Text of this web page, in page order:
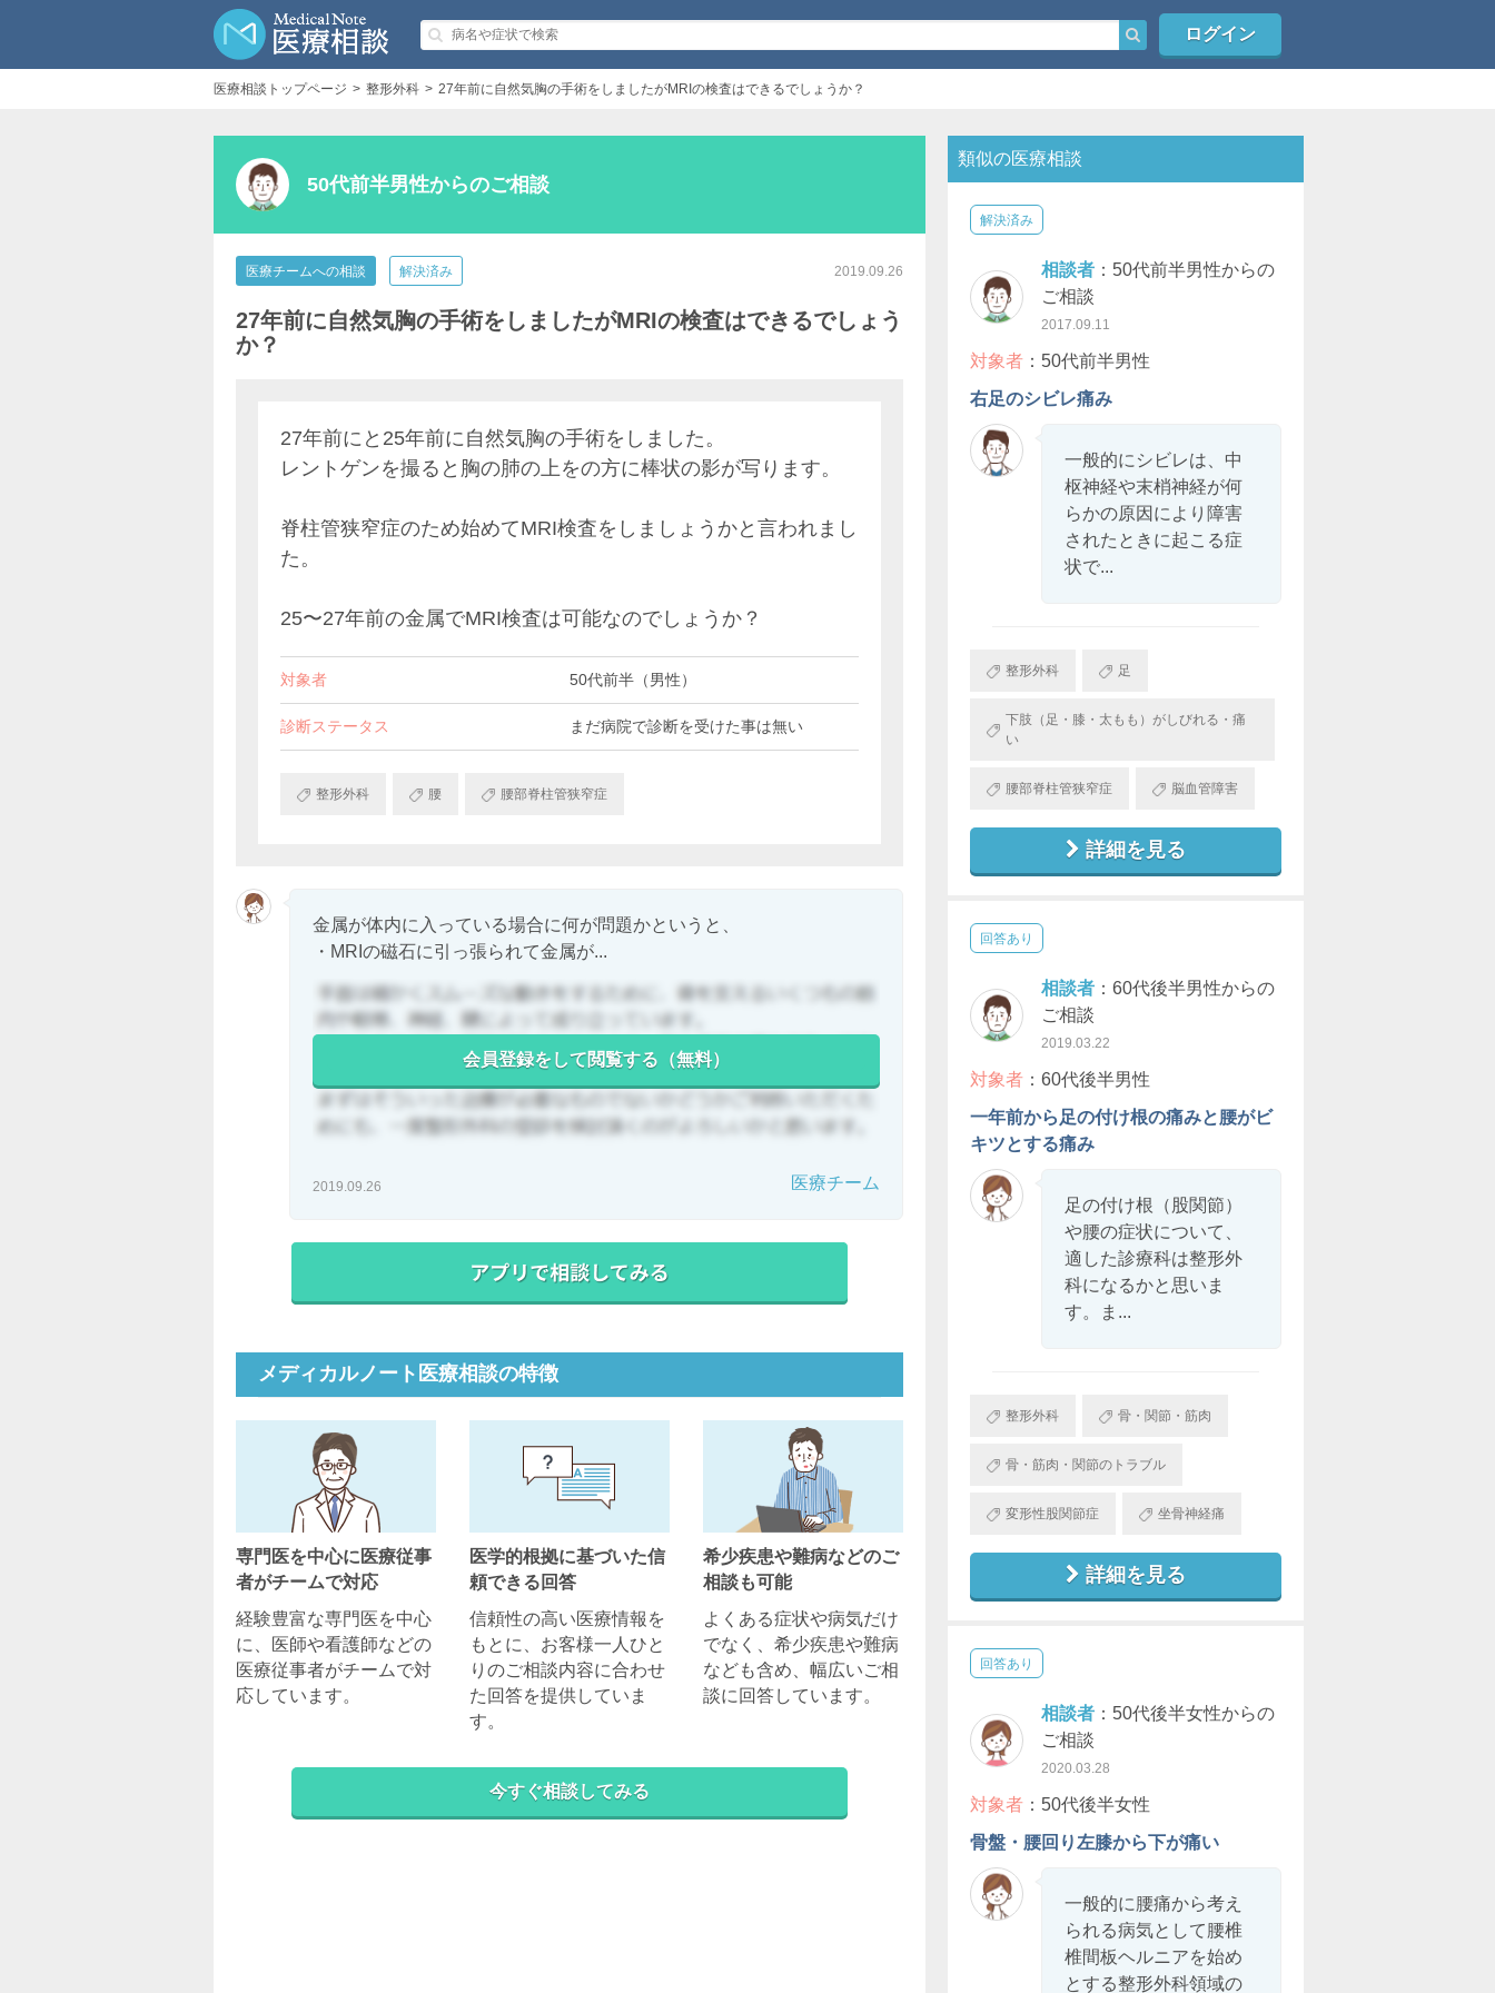
ログイン
医療相談トップページ 整形外科 27年前に自然気胸の手術をしましたがMRIの検査はできるでしょうか？
50代前半男性からのご相談
医療チームへの相談 解決済み 2019.09.26
27年前に自然気胸の手術をしましたがMRIの検査はできるでしょう
か？
27年前にと25年前に自然気胸の手術をしました。
レントゲンを撮ると胸の肺の上をの方に棒状の影が写ります。
脊柱管狭窄症のため始めてMRI検査をしましょうかと言われまし
た。
25〜27年前の金属でMRI検査は可能なのでしょうか？
対象者 50代前半（男性）
診断ステータス まだ病院で診断を受けた事は無い
整形外科 腰 腰部脊柱管狭窄症
金属が体内に入っている場合に何が問題かというと、
・MRIの磁石に引っ張られて金属が...
会員登録をして閲覧する（無料）
2019.09.26 医療チーム
メディカルノート医療相談の特徴
専門医を中心に医療従事
者がチームで対応
経験豊富な専門医を中心
に、医師や看護師などの
医療従事者がチームで対
応しています。
医学的根拠に基づいた信
頼できる回答
信頼性の高い医療情報を
もとに、お客様一人ひと
りのご相談内容に合わせ
た回答を提供していま
す。
希少疾患や難病などのご
相談も可能
よくある症状や病気だけ
でなく、希少疾患や難病
なども含め、幅広いご相
談に回答しています。
今すぐ相談してみる
類似の医療相談
解決済み
相談者：50代前半男性からの
ご相談
2017.09.11
対象者：50代前半男性
右足のシビレ痛み
一般的にシビレは、中
枢神経や末梢神経が何
らかの原因により障害
されたときに起こる症
状で...
整形外科 足
下肢（足・膝・太もも）がしびれる・痛
い
腰部脊柱管狭窄症 脳血管障害
詳細を見る
回答あり
相談者：60代後半男性からの
ご相談
2019.03.22
対象者：60代後半男性
一年前から足の付け根の痛みと腰がビ
キツとする痛み
足の付け根（股関節）
や腰の症状について、
適した診療科は整形外
科になるかと思いま
す。ま...
整形外科 骨・関節・筋肉
骨・筋肉・関節のトラブル
変形性股関節症 坐骨神経痛
詳細を見る
回答あり
相談者：50代後半女性からの
ご相談
2020.03.28
対象者：50代後半女性
骨盤・腰回り左膝から下が痛い
一般的に腰痛から考え
られる病気として腰椎
椎間板ヘルニアを始め
とする整形外科領域の